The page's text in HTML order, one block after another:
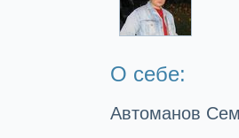
О себе:
Автоманoв